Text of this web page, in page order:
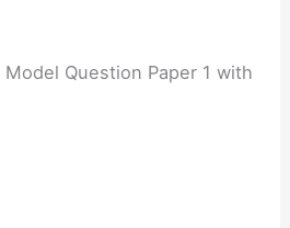
Question Paper 1 with